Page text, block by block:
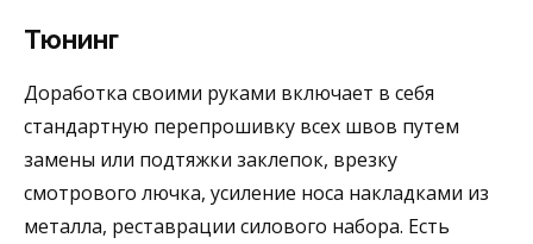
Тюнинг
Доработка своими руками включает в себя
стандартную перепрошивку всех швов путем
замены или подтяжки заклепок, врезку
смотрового лючка, усиление носа накладками из
металла, реставрации силового набора. Есть